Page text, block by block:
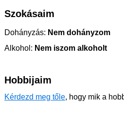
Szokásaim
Dohányzás: Nem dohányzom
Alkohol: Nem iszom alkoholt
Hobbijaim
Kérdezd meg tőle, hogy mik a